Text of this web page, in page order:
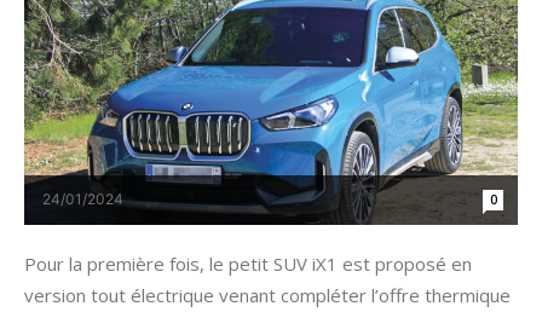
24/01/2024 0
Pour la première fois, le petit SUV iX1 est proposé en
version tout électrique venant compléter l’offre thermique